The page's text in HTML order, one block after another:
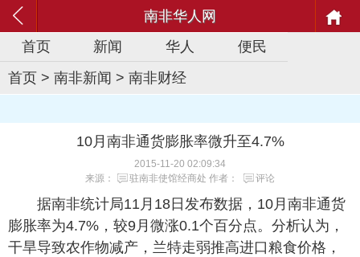
南非华人网
首页
新闻 华人
便民
首页 > 南非新闻 > 南非财经
10月南非通货膨胀率微升至4.7%
2015-11-20 02:09:34
来源：
驻南非使馆经商处 作者： 评论
据南非统计局11月18日发布数据，10月南非通货
膨胀率为4.7%，较9月微涨0.1个百分点。分析认为，
干旱导致农作物减产，兰特走弱推高进口粮食价格，